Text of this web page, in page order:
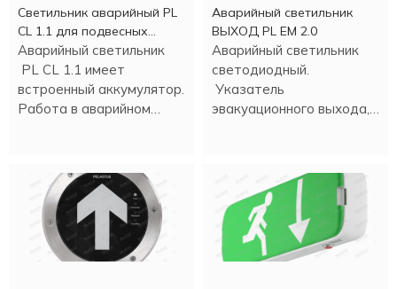
Светильник аварийный PL
CL 1.1 для подвесных
потолков
Аварийный светильник
PL CL 1.1 имеет
встроенный аккумулятор.
Работа в аварийном
Аварийный светильник
ВЫХОД PL EM 2.0
Аварийный светильник
светодиодный.
Указатель
эвакуационного выхода,